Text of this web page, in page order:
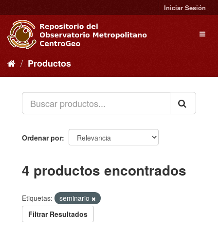
al
contenido
Iniciar Sesión
Productos
Ordenar por
4 productos encontrados
Etiquetas:
seminario
Filtrar Resultados